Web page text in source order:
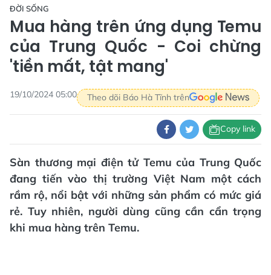
ĐỜI SỐNG
Mua hàng trên ứng dụng Temu
của Trung Quốc - Coi chừng
'tiền mất, tật mang'
19/10/2024 05:00 Theo dõi Báo Hà Tĩnh trên
Copy link
Sàn thương mại điện tử Temu của Trung Quốc
đang tiến vào thị trường Việt Nam một cách
rầm rộ, nổi bật với những sản phẩm có mức giá
rẻ. Tuy nhiên, người dùng cũng cần cẩn trọng
khi mua hàng trên Temu.